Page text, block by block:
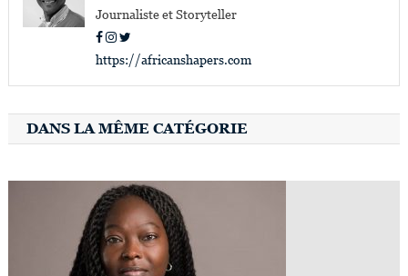
Journaliste et Storyteller
https://africanshapers.com
DANS LA MÊME CATÉGORIE